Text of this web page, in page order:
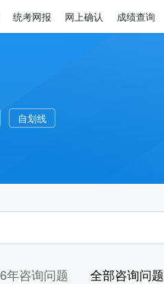
统考网报 网上确认 成绩查询
自划线
年咨询问题 全部咨询问题